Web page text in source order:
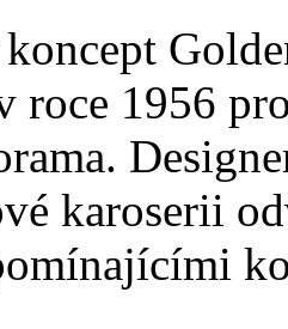
roce 1956
karoserii